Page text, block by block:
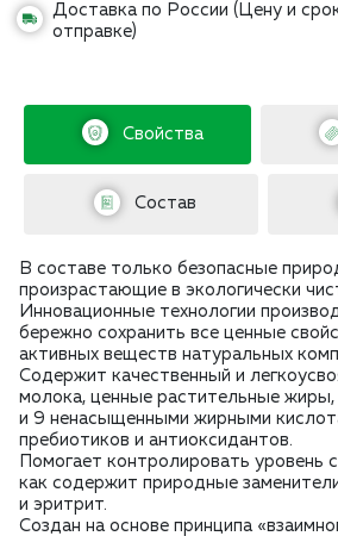
Доставка по России (Цену и
отправке)
Свойства
Состав
В составе только безопасные
произрастающие в экологически
Инновационные технологии
бережно сохранить все ценные
активных веществ натуральных
Содержит качественный и
молока, ценные растительные жиры,
и 9 ненасыщенными жирными
пребиотиков и антиоксидантов.
Помогает контролировать уровень
как содержит природные
и эритрит.
Создан на основе принципа